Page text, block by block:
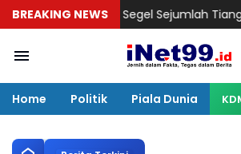
BREAKING NEWS
Segel Sejumlah Tiang Reklame,
Home Politik Piala Dunia